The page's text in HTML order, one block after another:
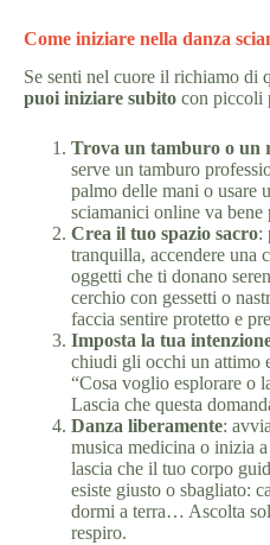
Come iniziare nella danza
Se senti nel cuore il richiamo di
puoi iniziare subito con piccoli
Trova un tamburo o un
serve un tamburo
palmo delle mani o usare
sciamanici online va bene
Crea il tuo spazio sacro:
tranquilla, accendere una
oggetti che ti donano
cerchio con gessetti o
faccia sentire protetto e
Imposta la tua
chiudi gli occhi un attimo
“Cosa voglio esplorare o
Lascia che questa
Danza liberamente:
musica medicina o inizia
lascia che il tuo corpo
esiste giusto o sbagliato:
dormi a terra… Ascolta
respiro.